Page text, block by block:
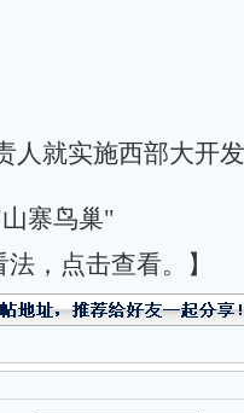
人就实施西部大开
寨鸟巢"
，点击查看。】